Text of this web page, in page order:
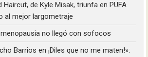
Haircut, de Kyle Misak, triunfa en PUFA
al mejor largometraje
no llegó con sofocos
Barrios en¡Diles que no me maten!»: